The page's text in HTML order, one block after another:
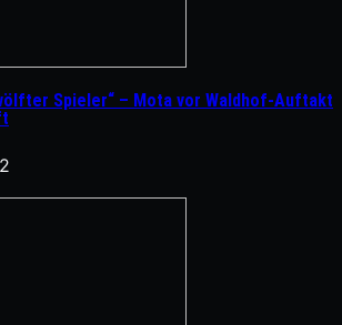
Spieler“ – Mota vor Waldhof-Auftakt